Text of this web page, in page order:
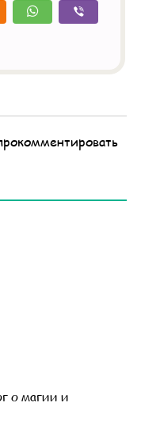
о магии и